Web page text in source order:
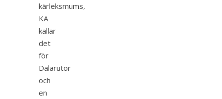
kärleksmums,
KA
kallar
det
för
Dalarutor
och
en